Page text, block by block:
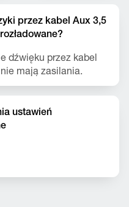
przez kabel Aux 3,5
dźwięku przez kabel
mają zasilania.
analogowego (3,5
z czym wymaga
sygnału do
pracy oraz szybkie
ustawień
usunięcie